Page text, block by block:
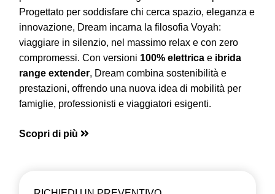
Progettato per soddisfare chi cerca spazio, eleganza e
innovazione, Dream incarna la filosofia Voyah:
viaggiare in silenzio, nel massimo relax e con zero
compromessi. Con versioni 100% elettrica e ibrida
range extender, Dream combina sostenibilità e
prestazioni, offrendo una nuova idea di mobilità per
famiglie, professionisti e viaggiatori esigenti.
Scopri di più